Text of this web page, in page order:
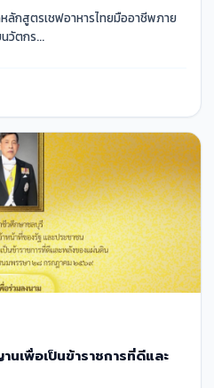
ลักสูตรเชฟอาหารไทยมืออาชีพภาย
วัตกร...
เพื่อเป็นข้าราชการที่ดีและ